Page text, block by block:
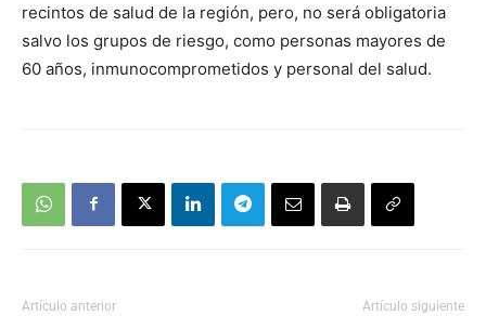
recintos de salud de la región, pero, no será obligatoria
salvo los grupos de riesgo, como personas mayores de
60 años, inmunocomprometidos y personal del salud.
Artículo anterior Artículo siguiente